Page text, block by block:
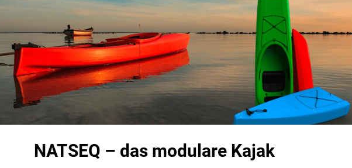
NATSEQ – das modulare Kajak